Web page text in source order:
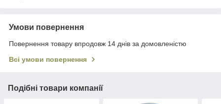
Умови повернення
Повернення товару впродовж 14 днів за домовленістю
Всі умови повернення
Подібні товари компанії